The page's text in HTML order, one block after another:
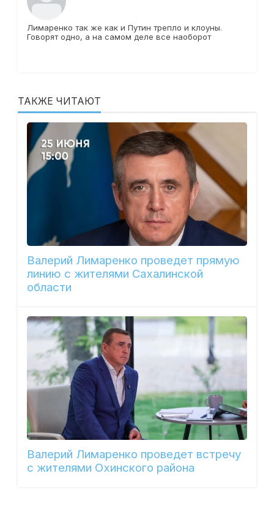
Лимаренко так же как и Путин трепло и клоуны.
Говорят одно, а на самом деле все наоборот
ТАКЖЕ ЧИТАЮТ
Валерий Лимаренко проведет прямую
линию с жителями Сахалинской
области
Валерий Лимаренко проведет встречу
с жителями Охинского района